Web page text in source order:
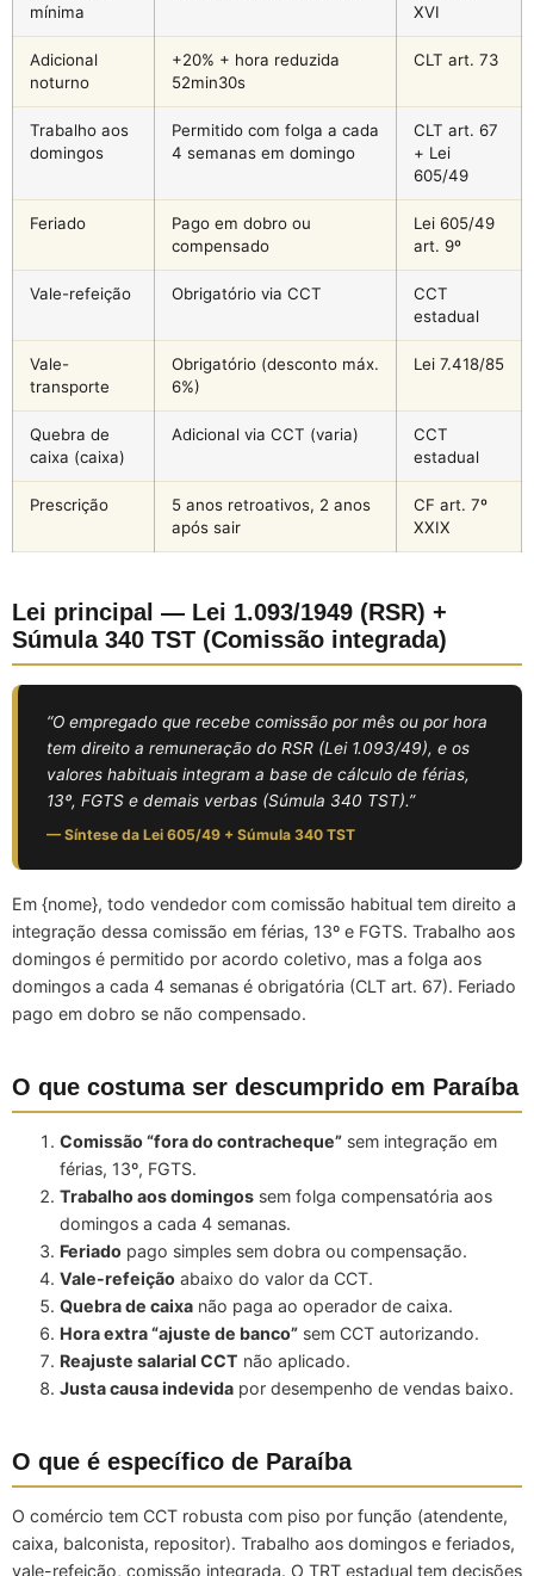
mínima
XVI
Adicional
noturno
+20% + hora reduzida
52min30s
CLT art. 73
Trabalho aos
domingos
Permitido com folga a cada
4 semanas em domingo
CLT art. 67
+ Lei
605/49
Feriado
Pago em dobro ou
compensado
Lei 605/49
art. 9º
Vale-refeição Obrigatório via CCT
CCT
estadual
Vale-
transporte
Obrigatório (desconto máx.
6%)
Lei 7.418/85
Quebra de
caixa (caixa)
Adicional via CCT (varia)
CCT
estadual
Prescrição
5 anos retroativos, 2 anos
após sair
CF art. 7º
XXIX
Lei principal — Lei 1.093/1949 (RSR) +
Súmula 340 TST (Comissão integrada)
“O empregado que recebe comissão por mês ou por hora
tem direito a remuneração do RSR (Lei 1.093/49), e os
valores habituais integram a base de cálculo de férias,
13º, FGTS e demais verbas (Súmula 340 TST).”
— Síntese da Lei 605/49 + Súmula 340 TST
Em {nome}, todo vendedor com comissão habitual tem direito a
integração dessa comissão em férias, 13º e FGTS. Trabalho aos
domingos é permitido por acordo coletivo, mas a folga aos
domingos a cada 4 semanas é obrigatória (CLT art. 67). Feriado
pago em dobro se não compensado.
O que costuma ser descumprido em Paraíba
Comissão “fora do contracheque” sem integração em
férias, 13º, FGTS.
Trabalho aos domingos sem folga compensatória aos
domingos a cada 4 semanas.
Feriado pago simples sem dobra ou compensação.
Vale-refeição abaixo do valor da CCT.
Quebra de caixa não paga ao operador de caixa.
Hora extra “ajuste de banco” sem CCT autorizando.
Reajuste salarial CCT não aplicado.
Justa causa indevida por desempenho de vendas baixo.
O que é específico de Paraíba
O comércio tem CCT robusta com piso por função (atendente,
caixa, balconista, repositor). Trabalho aos domingos e feriados,
vale-refeição, comissão integrada. O TRT estadual tem decisões